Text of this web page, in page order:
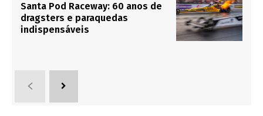
Santa Pod Raceway: 60 anos de
dragsters e paraquedas
indispensáveis